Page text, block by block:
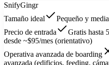
SnifyGingr
Tamaño ideal
Pequeño y
Precio de entrada
Gratis hasta
desde ~$95/mes (orientativo)
Operativa avanzada de boarding
avanzada (edificios, feeding,